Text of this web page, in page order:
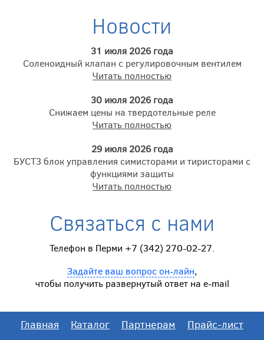
Новости
31 июля 2026 года
Соленоидный клапан с регулировочным вентилем
Читать полностью
30 июля 2026 года
Снижаем цены на твердотельные реле
Читать полностью
29 июля 2026 года
БУСТ3 блок управления симисторами и тиристорами с
функциями защиты
Читать полностью
Связаться с нами
Телефон в Перми +7 (342) 270-02-27.
Задайте ваш вопрос он-лайн,
чтобы получить развернутый ответ на e-mail
Главная Каталог Партнерам
Прайс-лист